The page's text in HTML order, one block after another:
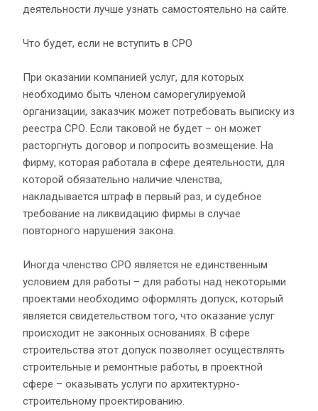
деятельности лучше узнать самостоятельно на сайте.
Что будет, если не вступить в СРО
При оказании компанией услуг, для которых
необходимо быть членом саморегулируемой
организации, заказчик может потребовать выписку из
реестра СРО. Если таковой не будет – он может
расторгнуть договор и попросить возмещение. На
фирму, которая работала в сфере деятельности, для
которой обязательно наличие членства,
накладывается штраф в первый раз, и судебное
требование на ликвидацию фирмы в случае
повторного нарушения закона.
Иногда членство СРО является не единственным
условием для работы – для работы над некоторыми
проектами необходимо оформлять допуск, который
является свидетельством того, что оказание услуг
происходит не законных основаниях. В сфере
строительства этот допуск позволяет осуществлять
строительные и ремонтные работы, в проектной
сфере – оказывать услуги по архитектурно-
строительному проектированию.